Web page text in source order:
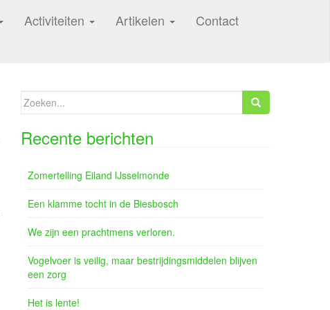
Activiteiten Artikelen Contact
Zoeken
naar:
Recente berichten
Zomertelling Eiland IJsselmonde
Een klamme tocht in de Biesbosch
We zijn een prachtmens verloren.
Vogelvoer is veilig, maar bestrijdingsmiddelen blijven
een zorg
Het is lente!